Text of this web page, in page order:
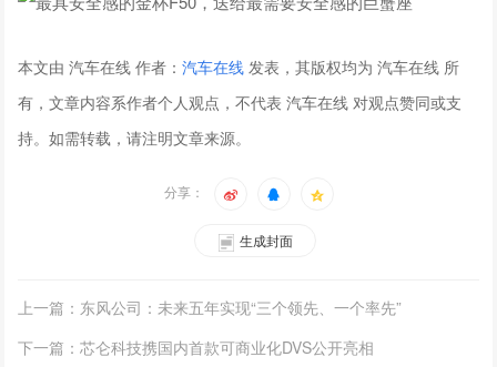
本文由 汽车在线 作者：汽车在线 发表，其版权均为 汽车在线 所
有，文章内容系作者个人观点，不代表 汽车在线 对观点赞同或支
持。如需转载，请注明文章来源。
分享：
生成封面
上一篇：东风公司：未来五年实现“三个领先、一个率先”
下一篇：芯仑科技携国内首款可商业化DVS公开亮相